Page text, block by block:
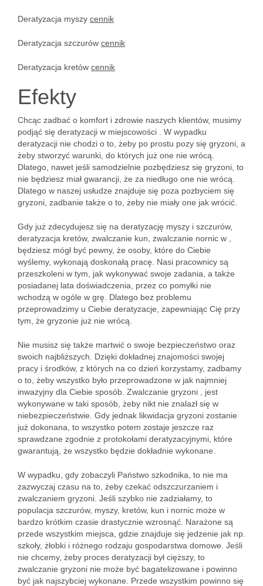
Deratyzacja myszy cennik
Deratyzacja szczurów cennik
Deratyzacja kretów cennik
Efekty
Chcąc zadbać o komfort i zdrowie naszych klientów, musimy
podjąć się deratyzacji w miejscowości . W wypadku
deratyzacji nie chodzi o to, żeby po prostu pozy się gryzoni, a
żeby stworzyć warunki, do których już one nie wrócą.
Dlatego, nawet jeśli samodzielnie pozbędziesz się gryzoni, to
nie będziesz miał gwarancji, że za niedługo one nie wrócą.
Dlatego w naszej usłudze znajduje się poza pozbyciem się
gryzoni, zadbanie także o to, żeby nie miały one jak wrócić.
Gdy już zdecydujesz się na deratyzację myszy i szczurów,
deratyzacja kretów, zwalczanie kun, zwalczanie nornic w ,
będziesz mógł być pewny, że osoby, które do Ciebie
wyślemy, wykonają doskonałą pracę. Nasi pracownicy są
przeszkoleni w tym, jak wykonywać swoje zadania, a także
posiadanej lata doświadczenia, przez co pomyłki nie
wchodzą w ogóle w grę. Dlatego bez problemu
przeprowadzimy u Ciebie deratyzacje, zapewniając Cię przy
tym, że gryzonie już nie wrócą.
Nie musisz się także martwić o swoje bezpieczeństwo oraz
swoich najbliższych. Dzięki dokładnej znajomości swojej
pracy i środków, z których na co dzień korzystamy, zadbamy
o to, żeby wszystko było przeprowadzone w jak najmniej
inwazyjny dla Ciebie sposób. Zwalczanie gryzoni , jest
wykonywane w taki sposób, żeby nikt nie znalazł się w
niebezpieczeństwie. Gdy jednak likwidacja gryzoni zostanie
już dokonana, to wszystko potem zostaje jeszcze raz
sprawdzane zgodnie z protokołami deratyzacyjnymi, które
gwarantują, że wszystko będzie dokładnie wykonane.
W wypadku, gdy zobaczyli Państwo szkodnika, to nie ma
zazwyczaj czasu na to, żeby czekać odszczurzaniem i
zwalczaniem gryzoni. Jeśli szybko nie zadziałamy, to
populacja szczurów, myszy, kretów, kun i nornic może w
bardzo krótkim czasie drastycznie wzrosnąć. Narażone są
przede wszystkim miejsca, gdzie znajduje się jedzenie jak np.
szkoły, żłobki i różnego rodzaju gospodarstwa domowe. Jeśli
nie chcemy, żeby proces deratyzacji był cięższy, to
zwalczanie gryzoni nie może być bagatelizowane i powinno
być jak najszybciej wykonane. Przede wszystkim powinno się